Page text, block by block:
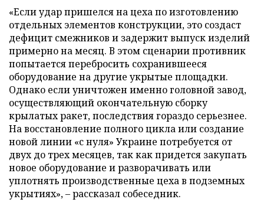
«Если удар пришелся на цеха по изготовлению
отдельных элементов конструкции, это создаст
дефицит смежников и задержит выпуск изделий
примерно на месяц. В этом сценарии противник
попытается перебросить сохранившееся
оборудование на другие укрытые площадки.
Однако если уничтожен именно головной завод,
осуществляющий окончательную сборку
крылатых ракет, последствия гораздо серьезнее.
На восстановление полного цикла или создание
новой линии «с нуля» Украине потребуется от
двух до трех месяцев, так как придется закупать
новое оборудование и разворачивать или
уплотнять производственные цеха в подземных
укрытиях», – рассказал собеседник.